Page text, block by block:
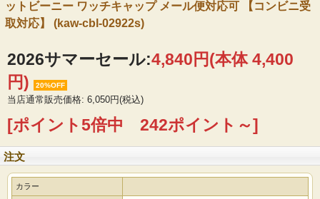
ットビーニー ワッチキャップ メール便対応可 【コンビニ受
取対応】 (kaw-cbl-02922s)
2026サマーセール:4,840円(本体 4,400
円)
20%OFF
当店通常販売価格: 6,050円(税込)
[ポイント5倍中 242ポイント～]
注文
カラー